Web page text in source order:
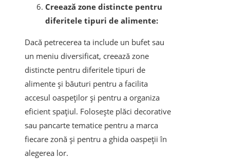
Creează zone distincte pentru
diferitele tipuri de alimente:
Dacă petrecerea ta include un bufet sau
un meniu diversificat, creează zone
distincte pentru diferitele tipuri de
alimente și băuturi pentru a facilita
accesul oaspeților și pentru a organiza
eficient spațiul. Folosește plăci decorative
sau pancarte tematice pentru a marca
fiecare zonă și pentru a ghida oaspeții în
alegerea lor.